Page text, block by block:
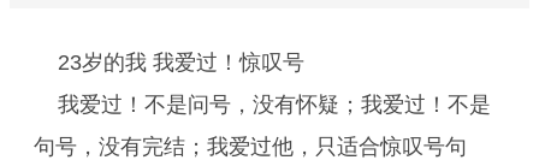
23岁的我 我爱过！惊叹号
我爱过！不是问号，没有怀疑；我爱过！不是
句号，没有完结；我爱过他，只适合惊叹号句